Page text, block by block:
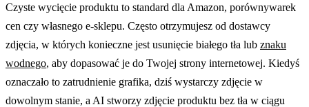
Czyste wycięcie produktu to standard dla Amazon, porównywarek
cen czy własnego e-sklepu. Często otrzymujesz od dostawcy
zdjęcia, w których konieczne jest usunięcie białego tła lub znaku
wodnego, aby dopasować je do Twojej strony internetowej. Kiedyś
oznaczało to zatrudnienie grafika, dziś wystarczy zdjęcie w
dowolnym stanie, a AI stworzy zdjęcie produktu bez tła w ciągu